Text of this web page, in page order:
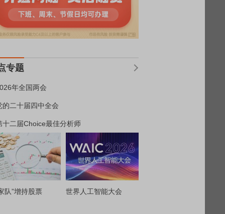
专题
年全国两会
的二十届四中全会
十二届Choice最佳分析师
队”增持股票 世界人工智能大会